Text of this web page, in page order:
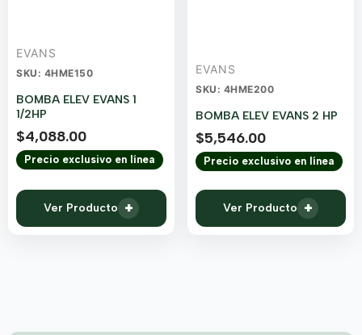
EVANS
SKU: 4HME150
BOMBA ELEV EVANS 1
1/2HP
$4,088.00
Precio exclusivo en línea
Ver Producto +
EVANS
SKU: 4HME200
BOMBA ELEV EVANS 2 HP
$5,546.00
Precio exclusivo en línea
Ver Producto +